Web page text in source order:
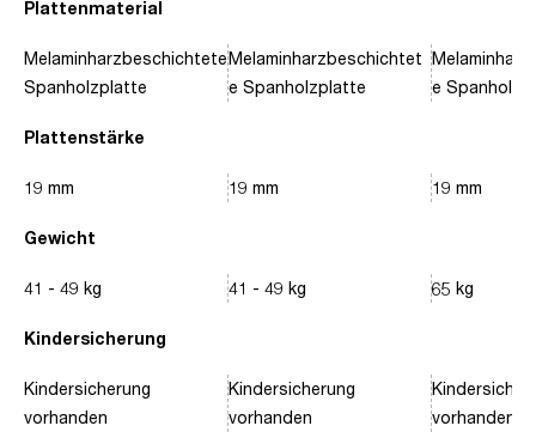
Plattenmaterial
Plattenstärke
Gewicht
Kindersicherung
Melaminharzbeschichtete
Spanholzplatte
19 mm
41 - 49 kg
Kindersicherung
vorhanden
Melaminharzbeschichtet
e Spanholzplatte
19 mm
41 - 49 kg
Kindersicherung
vorhanden
e
19 mm
65 kg
vorhanden